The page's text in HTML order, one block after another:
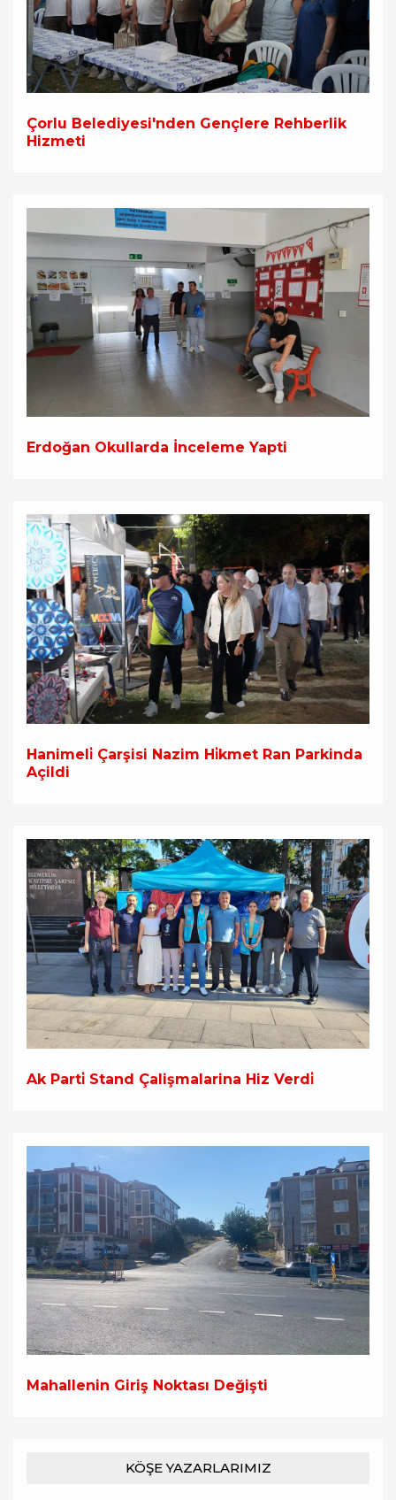
Çorlu Belediyesi'nden Gençlere Rehberlik
Hizmeti
Erdoğan Okullarda İnceleme Yapti
Hanimeli̇ Çarşisi Nazim Hi̇kmet Ran Parkinda
Açildi
Ak Parti̇ Stand Çalişmalarina Hiz Verdi̇
Mahallenin Giriş Noktası Değişti
KÖŞE YAZARLARIMIZ